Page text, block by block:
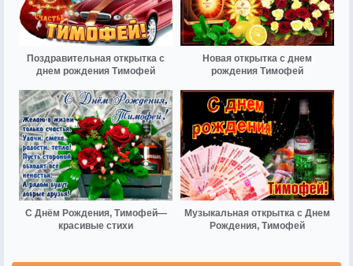
Поздравительная открытка с
днем рождения Тимофей
Новая открытка с днем
рождения Тимофей
С Днём Рождения, Тимофей—
красивые стихи
Музыкальная открытка с Днем
Рождения, Тимофей